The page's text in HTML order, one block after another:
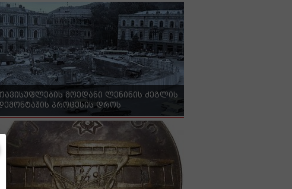
მოედანი ლენინის ძეგლის
პროცესის დროს